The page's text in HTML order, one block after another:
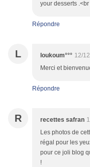
your desserts
Répondre
L loukoum°°° 12/
Merci et
Répondre
R recettes safran
Les photos de
régal pour les
pour ce joli blog
!